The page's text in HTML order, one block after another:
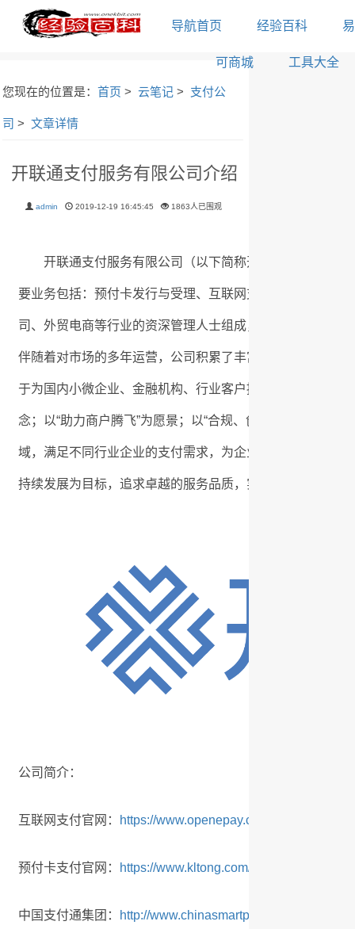
导航首页 经验百科 易
可商城 工具大全
您现在的位置是：首页 >云笔记 > 支付公
司 >文章详情
开联通支付服务有限公司介绍
admin 2019-12-19 16:45:45 1863人已围观
开联通支付服务有限公司（以下简称开联通支付）成立
要业务包括：预付卡发行与受理、互联网支付、跨境人民
司、外贸电商等行业的资深管理人士组成，具备出色行业
伴随着对市场的多年运营，公司积累了丰富的行业经验、
于为国内小微企业、金融机构、行业客户提供安全、高效、
念；以“助力商户腾飞”为愿景；以“合规、创新、赋能”为发
域，满足不同行业企业的支付需求，为企业提供个性化支
持续发展为目标，追求卓越的服务品质，实现合作各方和谐
公司简介：
互联网支付官网： https://www.openepay.com/
预付卡支付官网： https://www.kltong.com/
中国支付通集团： http://www.chinasmartpay.com